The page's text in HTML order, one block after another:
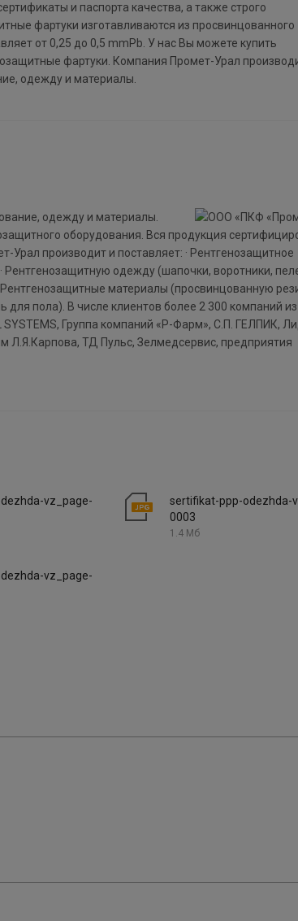
и паспорта качества, а также строго
фартуки изготавливаются из просвинцованного
от 0,25 до 0,5 mmPb. У нас Вы можете купить
фартуки. Компания Промет-Урал
одежду и материалы.
одежду и материалы.
оборудования. Вся продукция
Урал производит и поставляет: · Рентгенозащитное
одежду (шапочки, воротники,
материалы (просвинцованную
для пола). В числе клиентов более 2 300 компаний
SYSTEMS, Группа компаний «Р-Фарм», С.П. ГЕЛПИК,
ТД Пульс, Зелмедсервис, предприятия
vz_page-
sertifikat-ppp-odezhda-
0003
1.4 Мб
vz_page-